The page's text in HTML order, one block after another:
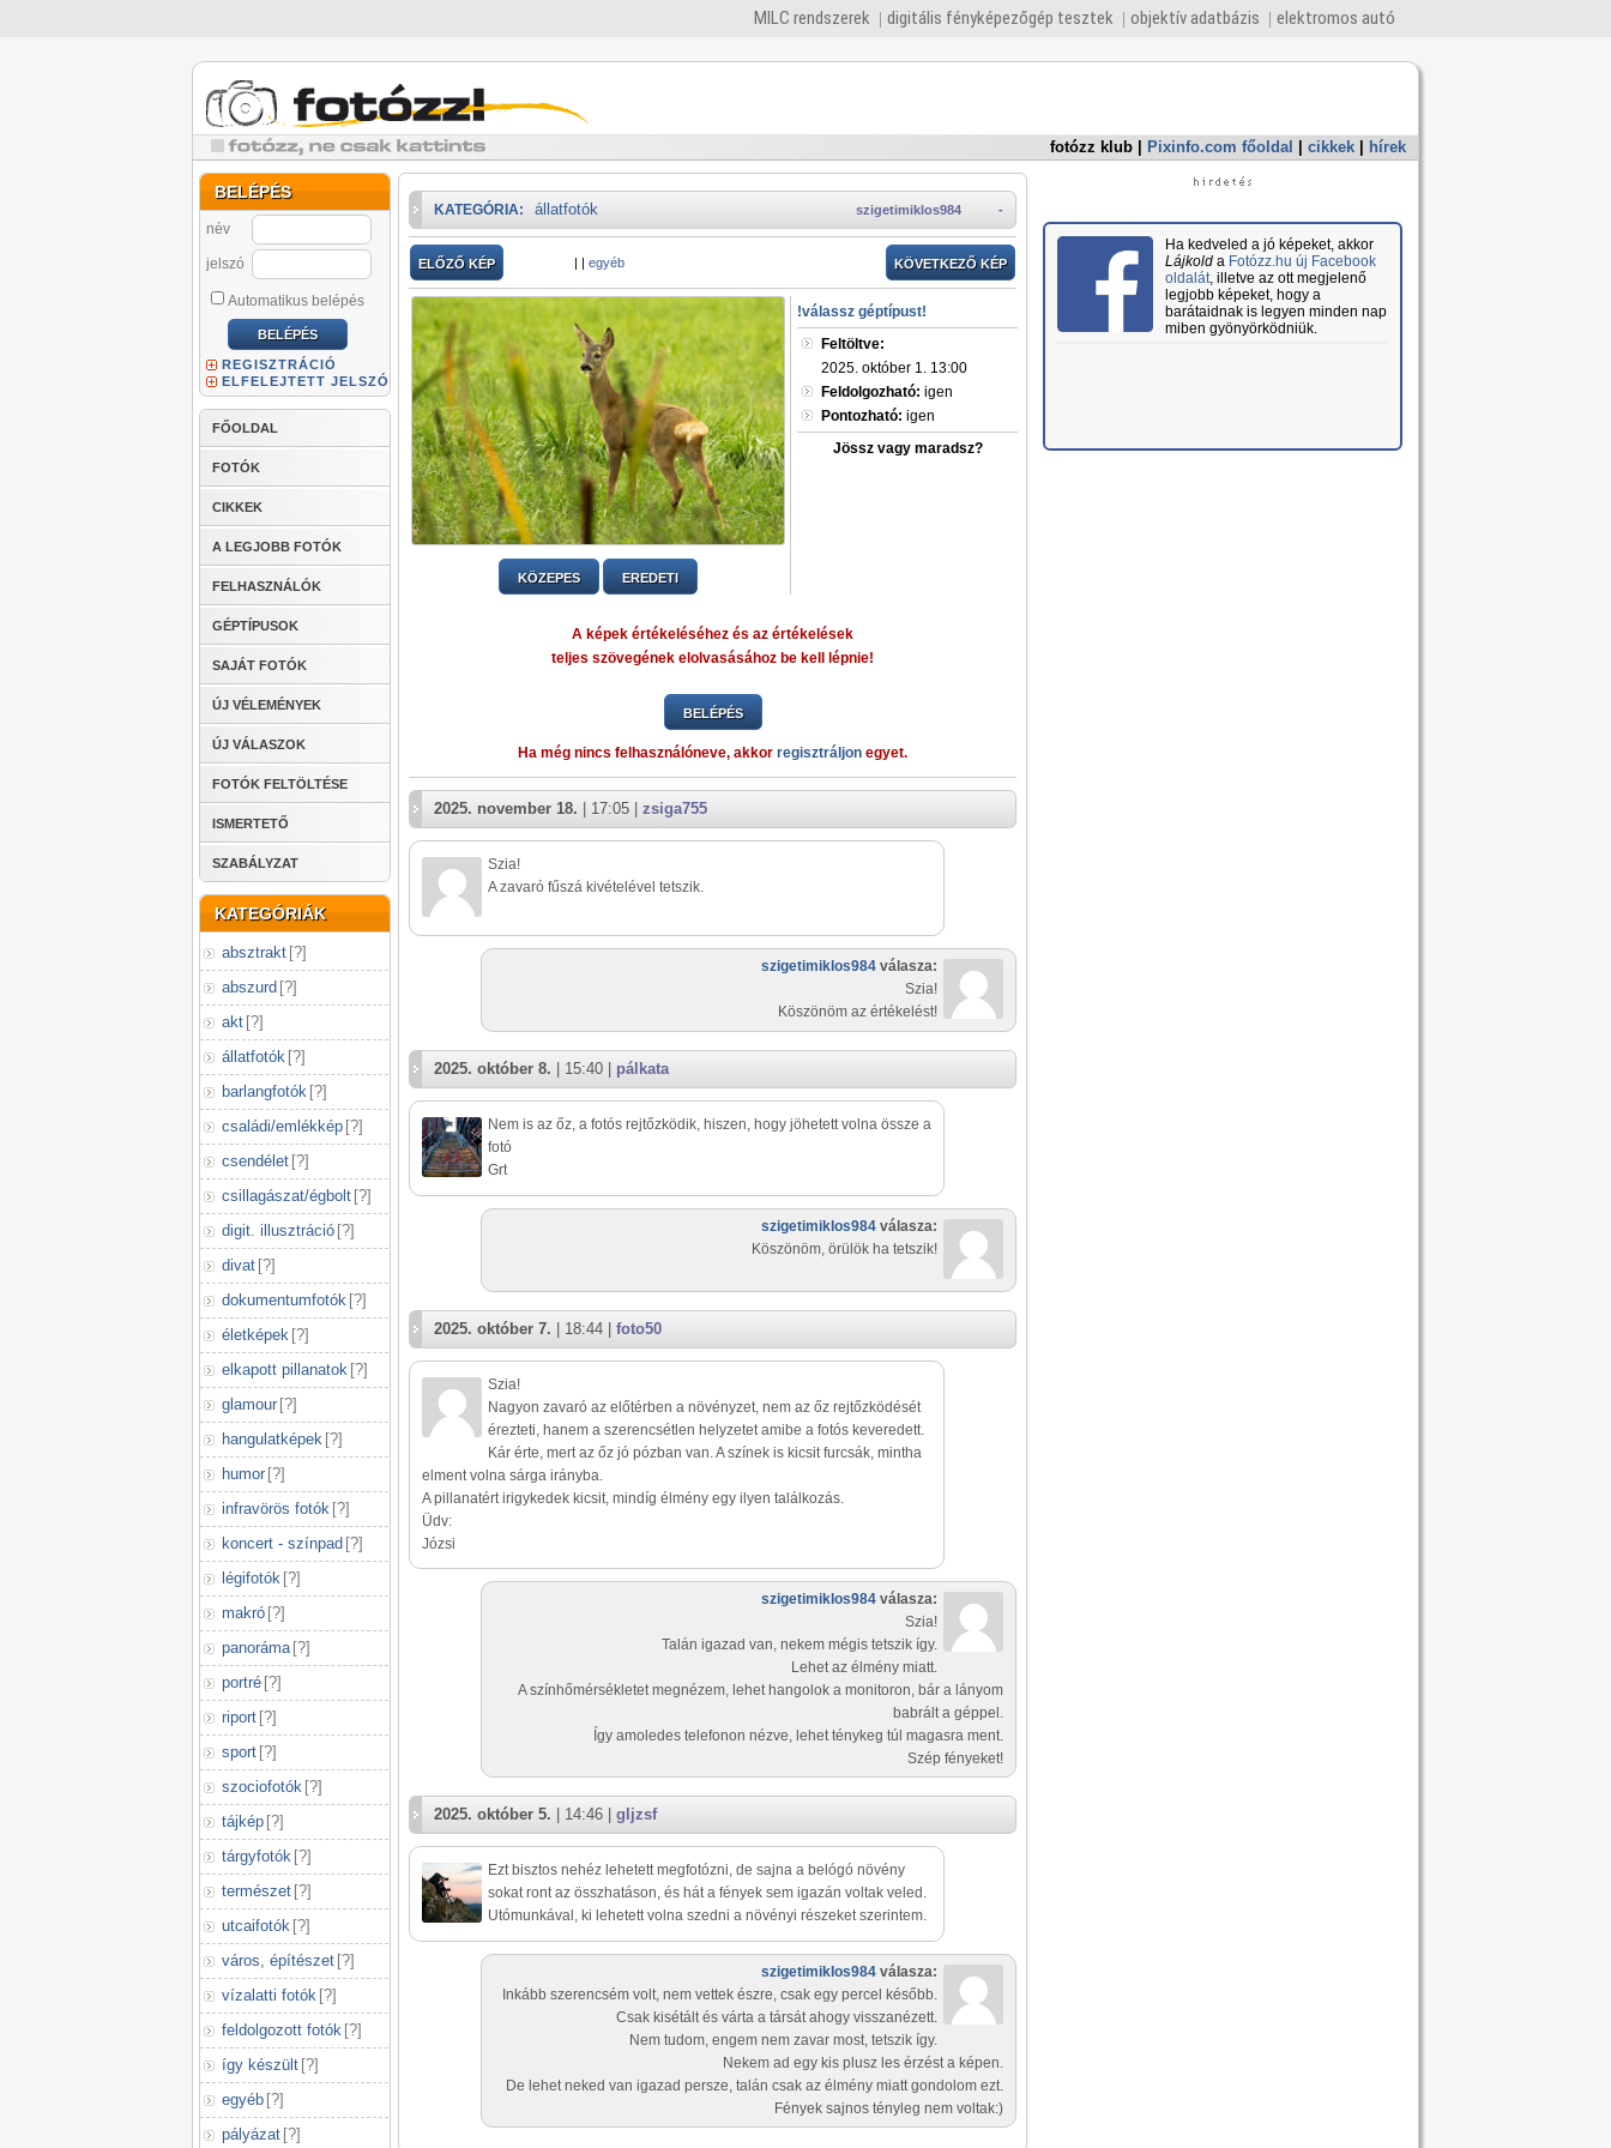
MILC rendszerek digitális fényképezőgép tesztek objektív adatbázis elektromos autó
fotózz klub Pixinfo.com főoldal cikkek hírek
BELÉPÉS
név
jelszó
Automatikus belépés
REGISZTRÁCIÓ
ELFELEJTETT JELSZÓ
FŐOLDAL
FOTÓK
CIKKEK
A LEGJOBB FOTÓK
FELHASZNÁLÓK
GÉPTÍPUSOK
SAJÁT FOTÓK
ÚJ VÉLEMÉNYEK
ÚJ VÁLASZOK
FOTÓK FELTÖLTÉSE
ISMERTETŐ
SZABÁLYZAT
KATEGÓRIÁK
absztrakt [?]
abszurd [?]
akt [?]
állatfotók [?]
barlangfotók [?]
családi/emlékkép [?]
csendélet [?]
csillagászat/égbolt [?]
digit. illusztráció [?]
divat [?]
dokumentumfotók [?]
életképek [?]
elkapott pillanatok [?]
glamour [?]
hangulatképek [?]
humor [?]
infravörös fotók [?]
koncert - színpad [?]
légifotók [?]
makró [?]
panoráma [?]
portré [?]
riport [?]
sport [?]
szociofotók [?]
tájkép [?]
tárgyfotók [?]
természet [?]
utcaifotók [?]
város, építészet [?]
vízalatti fotók [?]
feldolgozott fotók [?]
így készült [?]
egyéb [?]
pályázat [?]
-
szigetimiklos984
KATEGÓRIA: állatfotók
ELŐZŐ KÉP | | egyéb KÖVETKEZŐ KÉP
KÖZEPES EREDETI
!válassz géptípust!
Feltöltve:
2025. október 1. 13:00
Feldolgozható: igen
Pontozható: igen
Jössz vagy maradsz?
A képek értékeléséhez és az értékelések
teljes szövegének elolvasásához be kell lépnie!
BELÉPÉS
Ha még nincs felhasználóneve, akkor regisztráljon egyet.
2025. november 18. | 17:05 | zsiga755
Szia!
A zavaró fűszá kivételével tetszik.
szigetimiklos984 válasza:
Szia!
Köszönöm az értékelést!
2025. október 8. | 15:40 | pálkata
Nem is az őz, a fotós rejtőzködik, hiszen, hogy jöhetett volna össze a
fotó
Grt
szigetimiklos984 válasza:
Köszönöm, örülök ha tetszik!
2025. október 7. | 18:44 | foto50
Szia!
Nagyon zavaró az előtérben a növényzet, nem az őz rejtőzködését
érezteti, hanem a szerencsétlen helyzetet amibe a fotós keveredett.
Kár érte, mert az őz jó pózban van. A színek is kicsit furcsák, mintha
elment volna sárga irányba.
A pillanatért irigykedek kicsit, mindíg élmény egy ilyen találkozás.
Üdv:
Józsi
szigetimiklos984 válasza:
Szia!
Talán igazad van, nekem mégis tetszik így.
Lehet az élmény miatt.
A színhőmérsékletet megnézem, lehet hangolok a monitoron, bár a lányom
babrált a géppel.
Így amoledes telefonon nézve, lehet ténykeg túl magasra ment.
Szép fényeket!
2025. október 5. | 14:46 | gljzsf
Ezt bisztos nehéz lehetett megfotózni, de sajna a belógó növény
sokat ront az összhatáson, és hát a fények sem igazán voltak veled.
Utómunkával, ki lehetett volna szedni a növényi részeket szerintem.
szigetimiklos984 válasza:
Inkább szerencsém volt, nem vettek észre, csak egy percel később.
Csak kisétált és várta a társát ahogy visszanézett.
Nem tudom, engem nem zavar most, tetszik így.
Nekem ad egy kis plusz les érzést a képen.
De lehet neked van igazad persze, talán csak az élmény miatt gondolom ezt.
Fények sajnos tényleg nem voltak:)
Ha kedveled a jó képeket, akkor
Lájkolda Fotózz.hu új Facebook
oldalát, illetve az ott megjelenő
legjobb képeket, hogy a
barátaidnak is legyen minden nap
miben gyönyörködniük.